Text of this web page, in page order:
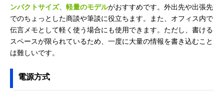
楽天市場で見る
XPPen Magic
Note Pad
3つのカラーモー
ドを搭載したカラ
ーノートパッド
10.95インチイ
チ
Amazonで見る
ンパクトサイズ、軽量のモデルがおすすめです。外出先や出張先
でのちょっとした商談や筆談に役立ちます。また、オフィス内で
伝言メモとして軽く使う場合にも使用できます。ただし、書ける
スペースが限られているため、一度に大量の情報を書き込むこと
は難しいです。
電源方式